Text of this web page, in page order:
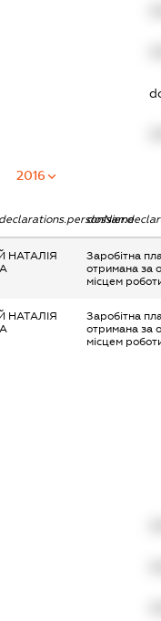
2016
НАТАЛІЯ
Заробітна
отримана за
місцем
НАТАЛІЯ
Заробітна
отримана за
місцем